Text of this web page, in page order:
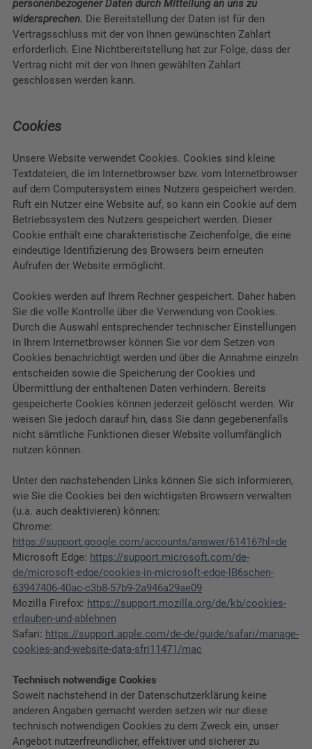
personenbezogener Daten durch Mitteilung an uns zu
widersprechen. Die Bereitstellung der Daten ist für den
Vertragsschluss mit der von Ihnen gewünschten Zahlart
erforderlich. Eine Nichtbereitstellung hat zur Folge, dass der
Vertrag nicht mit der von Ihnen gewählten Zahlart
geschlossen werden kann.
Cookies
Unsere Website verwendet Cookies. Cookies sind kleine
Textdateien, die im Internetbrowser bzw. vom Internetbrowser
auf dem Computersystem eines Nutzers gespeichert werden.
Ruft ein Nutzer eine Website auf, so kann ein Cookie auf dem
Betriebssystem des Nutzers gespeichert werden. Dieser
Cookie enthält eine charakteristische Zeichenfolge, die eine
eindeutige Identifizierung des Browsers beim erneuten
Aufrufen der Website ermöglicht.
Cookies werden auf Ihrem Rechner gespeichert. Daher haben
Sie die volle Kontrolle über die Verwendung von Cookies.
Durch die Auswahl entsprechender technischer Einstellungen
in Ihrem Internetbrowser können Sie vor dem Setzen von
Cookies benachrichtigt werden und über die Annahme einzeln
entscheiden sowie die Speicherung der Cookies und
Übermittlung der enthaltenen Daten verhindern. Bereits
gespeicherte Cookies können jederzeit gelöscht werden. Wir
weisen Sie jedoch darauf hin, dass Sie dann gegebenenfalls
nicht sämtliche Funktionen dieser Website vollumfänglich
nutzen können.
Unter den nachstehenden Links können Sie sich informieren,
wie Sie die Cookies bei den wichtigsten Browsern verwalten
(u.a. auch deaktivieren) können:
Chrome:
https://support.google.com/accounts/answer/61416?hl=de
Microsoft Edge: https://support.microsoft.com/de-
de/microsoft-edge/cookies-in-microsoft-edge-lB6schen-
63947406-40ac-c3b8-57b9-2a946a29ae09
Mozilla Firefox: https://support.mozilla.org/de/kb/cookies-
erlauben-und-ablehnen
Safari: https://support.apple.com/de-de/guide/safari/manage-
cookies-and-website-data-sfri11471/mac
Technisch notwendige Cookies
Soweit nachstehend in der Datenschutzerklärung keine
anderen Angaben gemacht werden setzen wir nur diese
technisch notwendigen Cookies zu dem Zweck ein, unser
Angebot nutzerfreundlicher, effektiver und sicherer zu